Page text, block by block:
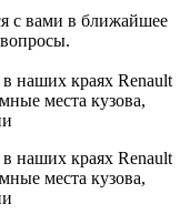
с вами в ближайшее
наших краях Renault
места кузова,
наших краях Renault
места кузова,